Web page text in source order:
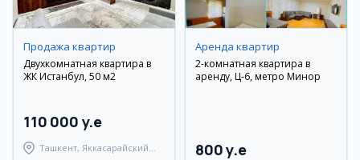
Продажа квартир
Двухкомнатная квартира в
ЖК Истанбул, 50 м2
110 000 y.e
Ташкент, Яккасарайский
Аренда квартир
2-комнатная квартира в
аренду, Ц-6, метро Минор
800 y.e